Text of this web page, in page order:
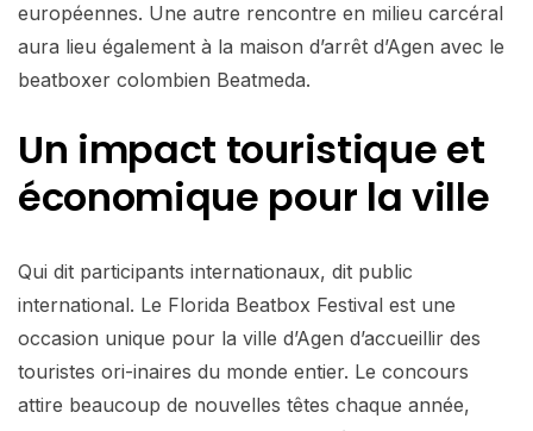
européennes. Une autre rencontre en milieu carcéral
aura lieu également à la maison d’arrêt d’Agen avec le
beatboxer colombien Beatmeda.
Un impact touristique et
économique pour la ville
Qui dit participants internationaux, dit public
international. Le Florida Beatbox Festival est une
occasion unique pour la ville d’Agen d’accueillir des
touristes ori-inaires du monde entier. Le concours
attire beaucoup de nouvelles têtes chaque année,